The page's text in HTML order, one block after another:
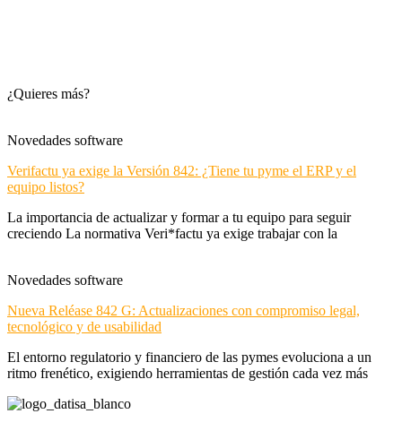
¿Quieres más?
Novedades software
Verifactu ya exige la Versión 842: ¿Tiene tu pyme el ERP y el
equipo listos?
La importancia de actualizar y formar a tu equipo para seguir
creciendo La normativa Veri*factu ya exige trabajar con la
Novedades software
Nueva Reléase 842 G: Actualizaciones con compromiso legal,
tecnológico y de usabilidad
El entorno regulatorio y financiero de las pymes evoluciona a un
ritmo frenético, exigiendo herramientas de gestión cada vez más